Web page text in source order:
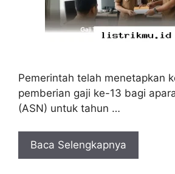
Pemerintah telah menetapkan
pemberian gaji ke-13 bagi
(ASN) untuk tahun …
Baca Selengkapnya